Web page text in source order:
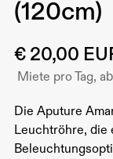
(120cm)
€ 20,00
Miete pro Tag,
Die Aputure
Leuchtröhre, die